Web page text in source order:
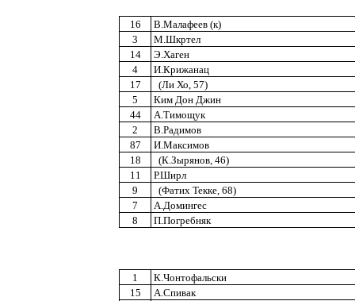
16
В.Малафеев (к)
3
М.Шкртел
14
Э.Хаген
4
И.Крижанац
17
(Ли Хо, 57)
5
Ким Дон Джин
44
А.Тимощук
2
В.Радимов
87
И.Максимов
18
(К.Зырянов, 46)
11
Р.Ширл
9
(Фатих Текке, 68)
7
А.Домингес
8
П.Погребняк
1
К.Чонтофальски
15
А.Спивак